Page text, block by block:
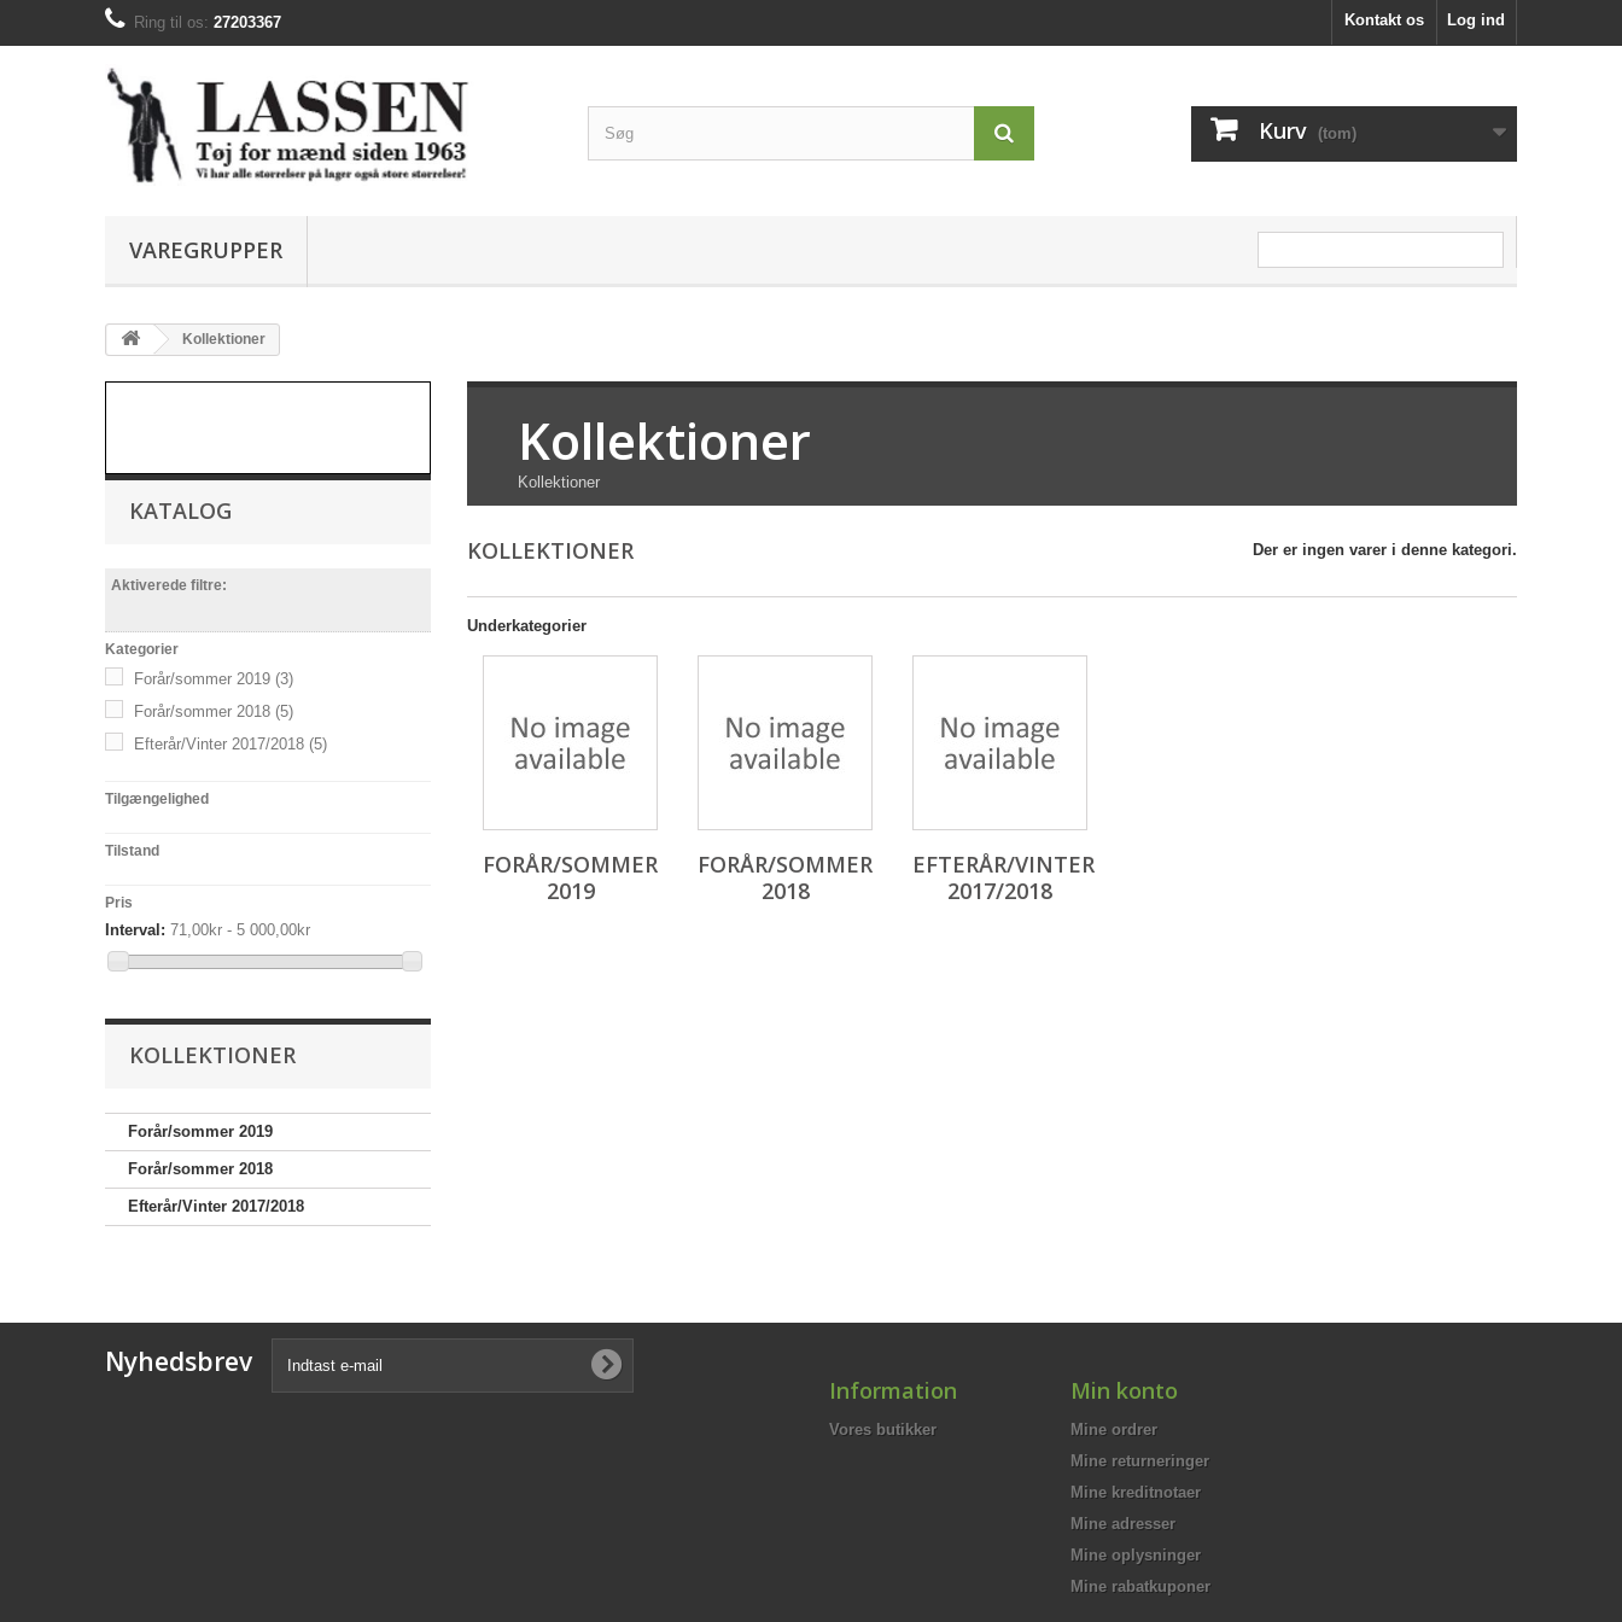
Log ind
Kontakt os
Ring til os: 27203367
Kurv (tom)
VAREGRUPPER
Kollektioner
KATALOG
Aktiverede filtre:
Kategorier
Forår/sommer 2019 (3)
Forår/sommer 2018 (5)
Efterår/Vinter 2017/2018 (5)
Tilgængelighed
Tilstand
Pris
Interval: 71,00kr - 5 000,00kr
KOLLEKTIONER
Forår/sommer 2019
Forår/sommer 2018
Efterår/Vinter 2017/2018
Kollektioner
Kollektioner
KOLLEKTIONER Der er ingen varer i denne kategori.
Underkategorier
FORÅR/SOMMER
2019
FORÅR/SOMMER
2018
EFTERÅR/VINTER
2017/2018
Nyhedsbrev
Information
Vores butikker
Min konto
Mine ordrer
Mine returneringer
Mine kreditnotaer
Mine adresser
Mine oplysninger
Mine rabatkuponer